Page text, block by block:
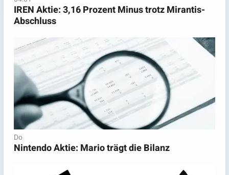
IREN Aktie: 3,16 Prozent Minus trotz Mirantis-
Abschluss
Do
Nintendo Aktie: Mario trägt die Bilanz